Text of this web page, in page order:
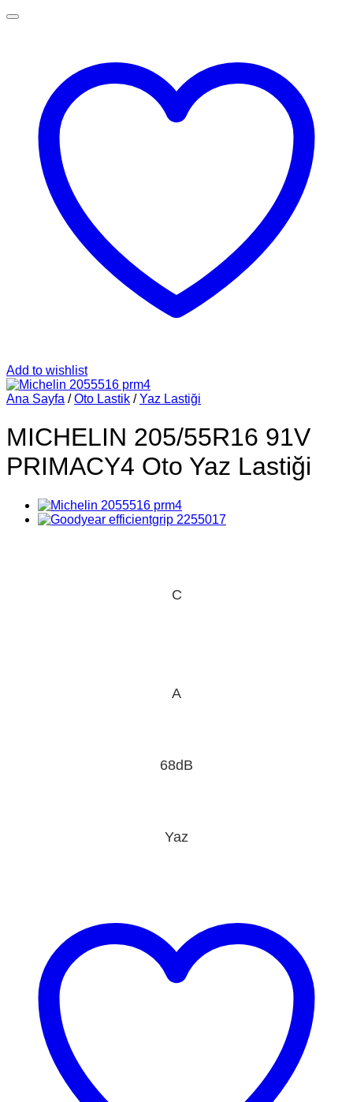
Add to wishlist
Ana Sayfa / Oto Lastik / Yaz Lastiği
MICHELIN 205/55R16 91V
PRIMACY4 Oto Yaz Lastiği
C
A
68dB
Yaz